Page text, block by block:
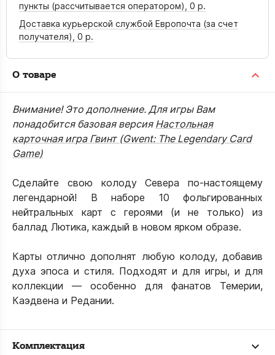
пункты (рассчитывается оператором), 0 р.
Доставка курьерской службой Европочта (за счет
получателя), 0 р.
О товаре
Внимание! Это дополнение. Для игры Вам
понадобится базовая версия Настольная
карточная игра Гвинт (Gwent: The Legendary Card
Game)
Сделайте свою колоду Севера по-настоящему
легендарной! В наборе 10 фольгированных
нейтральных карт с героями (и не только) из
баллад Лютика, каждый в новом ярком образе.
Карты отлично дополнят любую колоду, добавив
духа эпоса и стиля. Подходят и для игры, и для
коллекции — особенно для фанатов Темерии,
Каэдвена и Редании.
Комплектация